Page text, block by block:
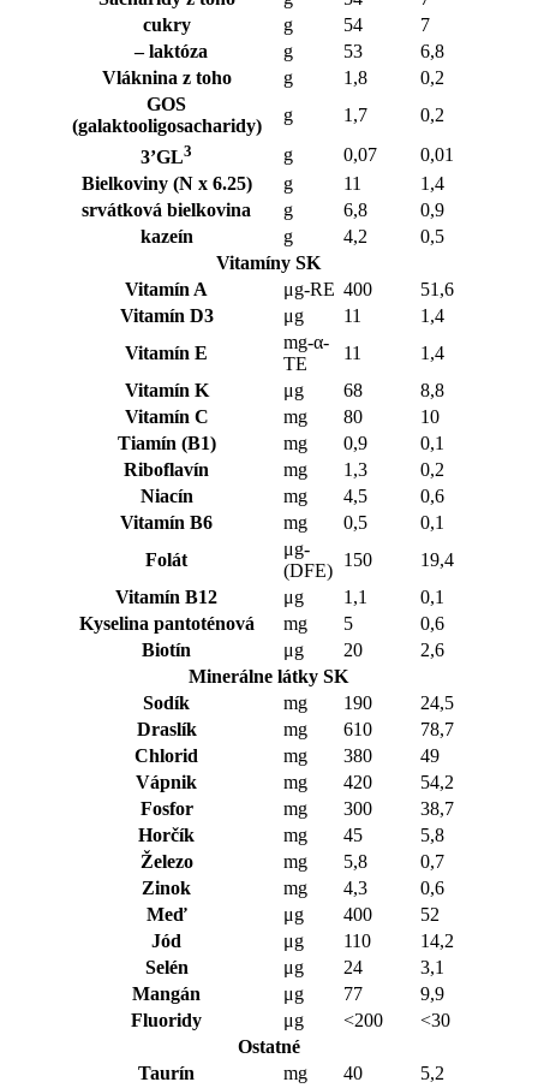
cukry
g 54
7
– laktóza
g 53
6,8
Vláknina z toho
g 1,8
0,2
GOS
(galaktooligosacharidy)
g 1,7 0,2
3’GL3 g 0,07
0,01
Bielkoviny (N x 6.25)
g 11
1,4
srvátková bielkovina
g 6,8
0,9
kazeín
g 4,2
0,5
Vitamíny SK
Vitamín A
μg-RE 400
51,6
Vitamín D3
μg 11
1,4
Vitamín E
mg-α-
TE
11
1,4
Vitamín K
μg 68
8,8
Vitamín C
mg 80
10
Tiamín (B1)
mg 0,9
0,1
Riboflavín
mg 1,3
0,2
Niacín
mg 4,5
0,6
Vitamín B6
mg 0,5
0,1
Folát
μg-
(DFE)
150
19,4
Vitamín B12
μg 1,1
0,1
Kyselina pantoténová
mg 5
0,6
Biotín
μg 20
2,6
Minerálne látky SK
Sodík
mg 190
24,5
Draslík
mg 610
78,7
Chlorid
mg 380
49
Vápnik
mg 420
54,2
Fosfor
mg 300
38,7
Horčík
mg 45
5,8
Železo
mg 5,8
0,7
Zinok
mg 4,3
0,6
Meď
μg 400
52
Jód
μg 110
14,2
Selén
μg 24
3,1
Mangán
μg 77
9,9
Fluoridy
μg <200
<30
Ostatné
Taurín
mg 40
5,2